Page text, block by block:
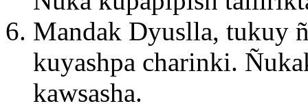
Mandak Dyuslla, tukuy
kuyashpa charinki.
kawsasha.